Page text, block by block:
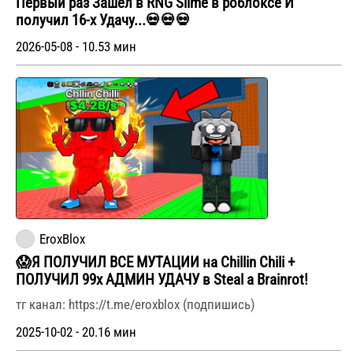
получил 16-x Удачу...💀💀💀
2026-05-08 - 10.53 мин
EroxBlox
😱Я ПОЛУЧИЛ ВСЕ МУТАЦИИ на Chillin Chili +
ПОЛУЧИЛ 99х АДМИН УДАЧУ в Steal a Brainrot!
тг канал: https://t.me/eroxblox (подпишись)
2025-10-02 - 20.16 мин